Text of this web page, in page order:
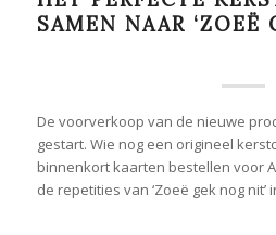
SAMEN NAAR ‘ZOEË
De voorverkoop van de nieuwe
gestart. Wie nog een origineel
binnenkort kaarten bestellen voor
de repetities van ‘Zoeë gek nog nit’